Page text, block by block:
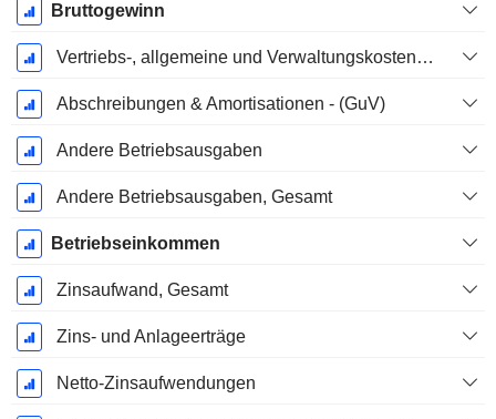
Bruttogewinn
Vertriebs-, allgemeine und Verwaltungskosten, Gesamt
Abschreibungen & Amortisationen - (GuV)
Andere Betriebsausgaben
Andere Betriebsausgaben, Gesamt
Betriebseinkommen
Zinsaufwand, Gesamt
Zins- und Anlageerträge
Netto-Zinsaufwendungen